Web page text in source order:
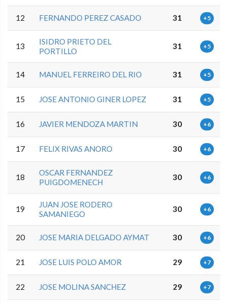
12 FERNANDO PEREZ CASADO 31 +5
13
ISIDRO PRIETO DEL
PORTILLO
31 +5
14 MANUEL FERREIRO DEL RIO 31 +5
15 JOSE ANTONIO GINER LOPEZ 31 +5
16 JAVIER MENDOZA MARTIN 30 +6
17 FELIX RIVAS ANORO 30 +6
18
OSCAR FERNANDEZ
PUIGDOMENECH
30 +6
19
JUAN JOSE RODERO
SAMANIEGO
30 +6
20 JOSE MARIA DELGADO AYMAT 30 +6
21 JOSE LUIS POLO AMOR 29 +7
22 JOSE MOLINA SANCHEZ 29 +7